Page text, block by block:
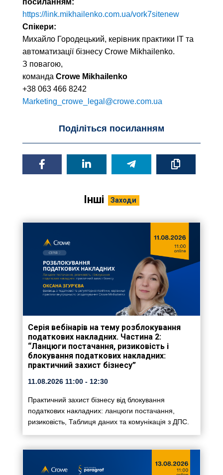
посиланням:
https://link.mikhailenko.com.ua/vork7sitenew
Спікери:
Михайло Городецький, керівник практики ІТ та
автоматизації бізнесу Crowe Mikhailenko.
З повагою,
команда Crowe Mikhailenko
+38 063 466 8242
Marketing_crowe_legal@crowe.com.ua
Поділіться посиланням
Інші Заходи
Серія вебінарів на тему розблокування
податкових накладних. Частина 2:
“Ланцюги постачання, ризиковість і
блокування податкових накладних:
практичний захист бізнесу”
11.08.202611:00- 12:30
Практичний захист бізнесу від блокування
податкових накладних: ланцюги постачання,
ризиковість, Таблиця даних та комунікація з ДПС.